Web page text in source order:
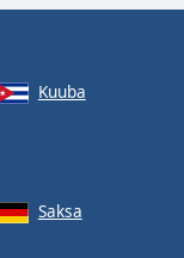
Kuuba
Saksa